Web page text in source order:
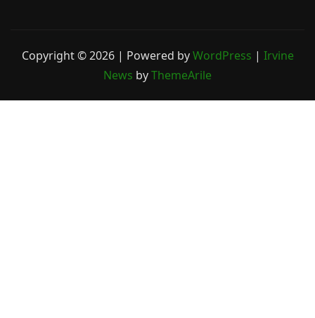
Copyright © 2026 | Powered byWordPress | Irvine
News byThemeArile